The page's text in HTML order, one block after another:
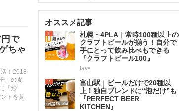
円で
ちゃ
活！2018
」の食
「炒
トを見
オススメ記事
1
札幌・4PLA｜常時100種以上の
クラフトビールが揃う！自分で
手にとって飲み比べもできる
『クラフトビール100』
favy
2
富山駅｜ビールだけで20種以
上！独自ブレンドに“泡だけ”も
『PERFECT BEER
KITCHEN』